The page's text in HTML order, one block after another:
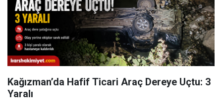
Kağızman’da Hafif Ticari Araç Dereye Uçtu: 3
Yaralı